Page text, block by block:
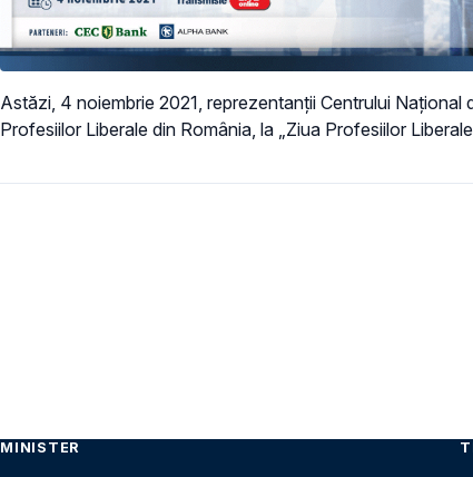
Astăzi, 4 noiembrie 2021, reprezentanții Centrului
Profesiilor Liberale din România, la „Ziua Profesiilor
MINISTER